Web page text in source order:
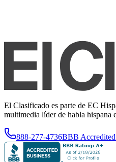
El Clasificado es parte de EC
multimedia líder de habla hispana
888-277-4736BBB Accredited